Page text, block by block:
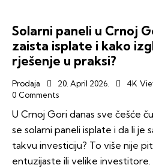
Solarni paneli u Crnoj
zaista isplate i kako
rješenje u praksi?
Prodaja 20. April 2026. 4K
0 Comments
U Crnoj Gori danas sve češće
se solarni paneli isplate i da li je
takvu investiciju? To više nije
entuzijaste ili velike investitore.